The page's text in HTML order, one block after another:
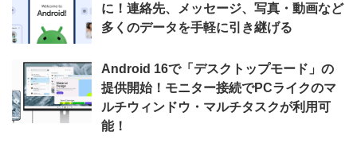
に！連絡先、メッセージ、写真・動画など
多くのデータを手軽に引き継げる
Android 16で「デスクトップモード」の
提供開始！モニター接続でPCライクのマ
ルチウィンドウ・マルチタスクが利用可
能！